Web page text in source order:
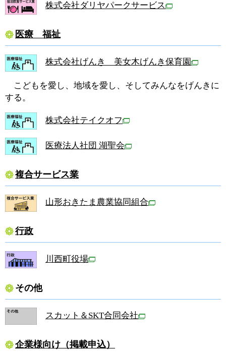
株式会社ダリヤパークサービス
医療 福祉
株式会社げんき 美女木げんき保育園
こどもを愛し、地域を愛し、そしてみんなをげんきに
する。
株式会社テイクオフ
医療法人社団 湖聖会
複合サービス業
山形おきたま農業協同組合
行政
川西町役場
その他
スカット＆SKT合同会社
企業様向け（掲載申込）